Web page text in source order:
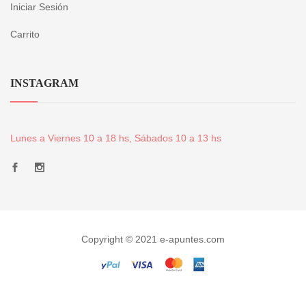
Iniciar Sesión
Carrito
INSTAGRAM
Lunes a Viernes 10 a 18 hs, Sábados 10 a 13 hs
Copyright © 2021 e-apuntes.com